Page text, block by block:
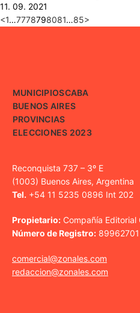
11. 09. 2021
<1…7778798081…85>
MUNICIPIOSCABA
BUENOS AIRES
PROVINCIAS
ELECCIONES 2023
Reconquista 737 – 3º E
(1003) Buenos Aires, Argentina
Tel. +54 11 5235 0896 Int 202
Propietario: Compañía Editorial
Número de Registro: 89962701
comercial@zonales.com
redaccion@zonales.com